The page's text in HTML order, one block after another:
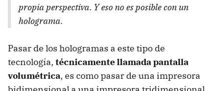
propia perspectiva. Y eso no es posible con un
holograma.
Pasar de los hologramas a este tipo de
tecnología, técnicamente llamada pantalla
volumétrica, es como pasar de una impresora